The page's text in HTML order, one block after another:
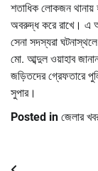
শতাধিক লোকজন থানায়
অবরুদ্ধ করে রাখে। এ
সেনা সদস্যরা
মো. আব্দুল ওয়াহাব
জড়িতদের গ্রেফতারে
সুপার।
Posted in জেলার